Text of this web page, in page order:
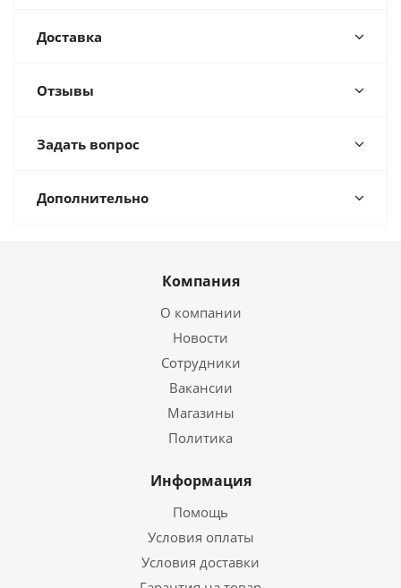
Доставка
Отзывы
Задать вопрос
Дополнительно
Компания
О компании
Новости
Сотрудники
Вакансии
Магазины
Политика
Информация
Помощь
Условия оплаты
Условия доставки